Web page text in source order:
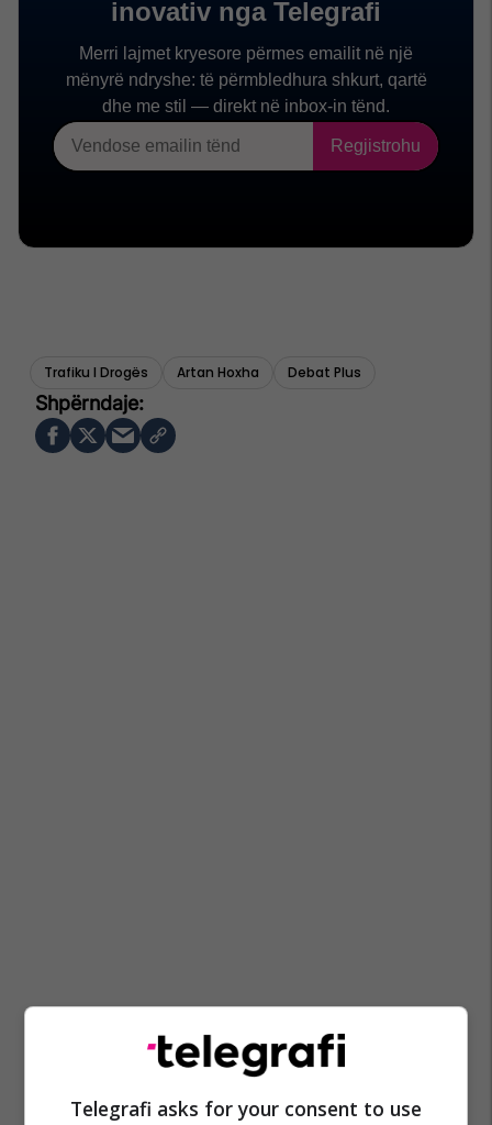
Trafiku I Drogës Artan Hoxha Debat Plus
Telegrafi asks for your consent to use